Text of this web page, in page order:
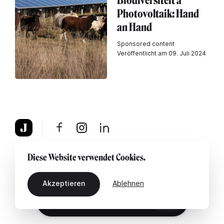
Photovoltaik: Hand
an Hand
Sponsored content
Veröffentlicht am 09. Juli 2024
Über uns Rechtshinweis Kontaktiere uns
Diese Website verwendet Cookies.
Akzeptieren Ablehnen